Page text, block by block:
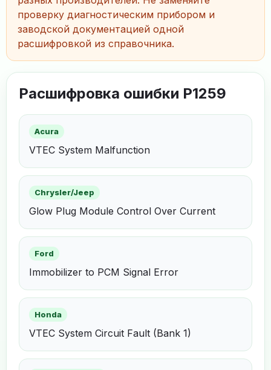
проверку диагностическим прибором и
заводской документацией одной
расшифровкой из справочника.
Расшифровка ошибки P1259
Acura
VTEC System Malfunction
Chrysler/Jeep
Glow Plug Module Control Over Current
Ford
Immobilizer to PCM Signal Error
Honda
VTEC System Circuit Fault (Bank 1)